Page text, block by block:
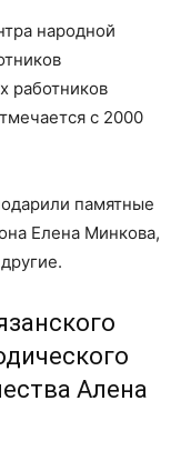
народной
работников
с 2000
памятные
Елена Минкова,
Алена